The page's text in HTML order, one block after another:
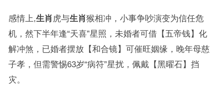
感情上,生肖 虎与生肖猴相冲，小事争吵演变为信任危
机，然下半年逢“天喜”星照，未婚者可借【五帝钱】化
解冲煞，已婚者摆放【和合镜】可催旺姻缘，晚年母慈
子孝，但需警惕63岁“病符”星扰，佩戴【黑曜石】挡
灾。